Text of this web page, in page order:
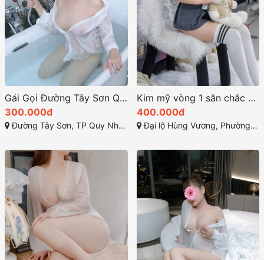
Gái Gọi Đường Tây Sơn Quy Nhơn: Hải Yến-Cái Tên Huyền Thoại
300.000đ
Đường Tây Sơn, TP Quy Nhơn, Bình Định
Kim mỹ vòng 1 săn chắc mông căn đẹp làm tình các kiểu
400.000đ
Đại lộ Hùng Vương, Phường 9 - TP Tuy Hòa - Phú Yên